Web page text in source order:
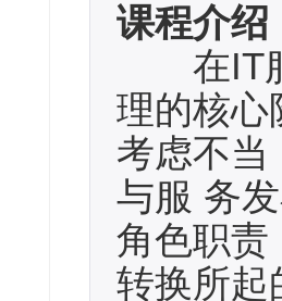
课程介绍
在IT服
理的核心
考虑不当
与服 务
角色职责
转换所起